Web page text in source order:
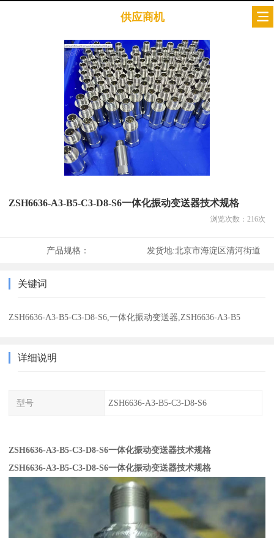
供应商机
ZSH6636-A3-B5-C3-D8-S6一体化振动变送器技术规格
浏览次数： 216次
产品规格： 发货地:北京市海淀区清河街道
关键词
ZSH6636-A3-B5-C3-D8-S6,一体化振动变送器,ZSH6636-A3-B5
详细说明
型号 ZSH6636-A3-B5-C3-D8-S6
ZSH6636-A3-B5-C3-D8-S6一体化振动变送器技术规格
ZSH6636-A3-B5-C3-D8-S6一体化振动变送器技术规格